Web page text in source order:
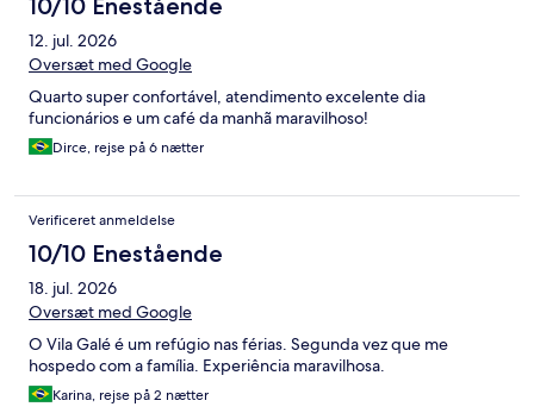
10/10 Enestående
12. jul. 2026
Oversæt med Google
Quarto super confortável, atendimento excelente dia
funcionários e um café da manhã maravilhoso!
Dirce, rejse på 6 nætter
Verificeret anmeldelse
10/10 Enestående
18. jul. 2026
Oversæt med Google
O Vila Galé é um refúgio nas férias. Segunda vez que me
hospedo com a família. Experiência maravilhosa.
Karina, rejse på 2 nætter